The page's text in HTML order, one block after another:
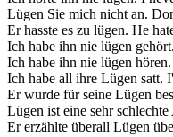
Lügen Sie mich nicht an.
Er hasste es zu lügen. He
Ich habe ihn nie lügen gehört.
Ich habe ihn nie lügen hören.
Ich habe all ihre Lügen satt.
Er wurde für seine Lügen
Lügen ist eine sehr
Er erzählte überall Lügen